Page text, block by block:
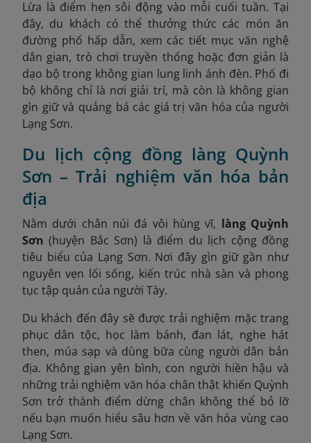
Lừa là điểm hẹn sôi động vào mỗi cuối tuần. Tại
đây, du khách có thể thưởng thức các món ăn
đường phố hấp dẫn, xem các tiết mục văn nghệ
dân gian, trò chơi truyền thống hoặc đơn giản là
dạo bộ trong không gian lung linh ánh đèn. Phố đi
bộ không chỉ là nơi giải trí, mà còn là không gian
gìn giữ và quảng bá các giá trị văn hóa của người
Lạng Sơn.
Du lịch cộng đồng làng Quỳnh
Sơn – Trải nghiệm văn hóa bản
địa
Nằm dưới chân núi đá vôi hùng vĩ, làng Quỳnh
Sơn (huyện Bắc Sơn) là điểm du lịch cộng đồng
tiêu biểu của Lạng Sơn. Nơi đây gìn giữ gần như
nguyên vẹn lối sống, kiến trúc nhà sàn và phong
tục tập quán của người Tày.
Du khách đến đây sẽ được trải nghiệm mặc trang
phục dân tộc, học làm bánh, đan lát, nghe hát
then, múa sạp và dùng bữa cùng người dân bản
địa. Không gian yên bình, con người hiền hậu và
những trải nghiệm văn hóa chân thật khiến Quỳnh
Sơn trở thành điểm dừng chân không thể bỏ lỡ
nếu bạn muốn hiểu sâu hơn về văn hóa vùng cao
Lạng Sơn.